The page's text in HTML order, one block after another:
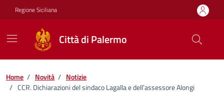
Vai ai contenuti
Vai al footer
Regione Siciliana
Città di Palermo
Home / Novità / Notizie
/ CCR. Dichiarazioni del sindaco Lagalla e dell’assessore Alongi